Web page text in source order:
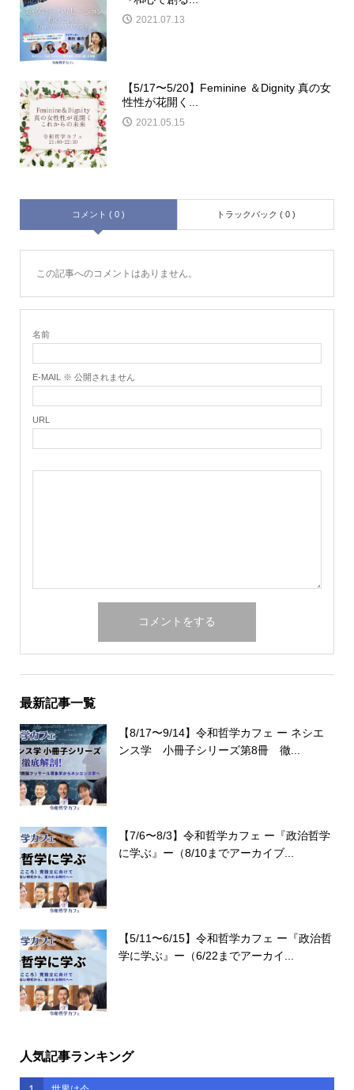
2021.07.13
【5/17〜5/20】Feminine ＆Dignity 真の女
性性が花開く...
2021.05.15
コメント ( 0 ) トラックバック ( 0 )
この記事へのコメントはありません。
名前
E-MAIL ※ 公開されません
URL
最新記事一覧
【8/17〜9/14】令和哲学カフェ ー ネシエ
ンス学 小冊子シリーズ第8冊 徹...
【7/6〜8/3】令和哲学カフェ ー『政治哲学
に学ぶ』ー（8/10までアーカイブ...
【5/11〜6/15】令和哲学カフェ ー『政治哲
学に学ぶ』ー（6/22までアーカイ...
人気記事ランキング